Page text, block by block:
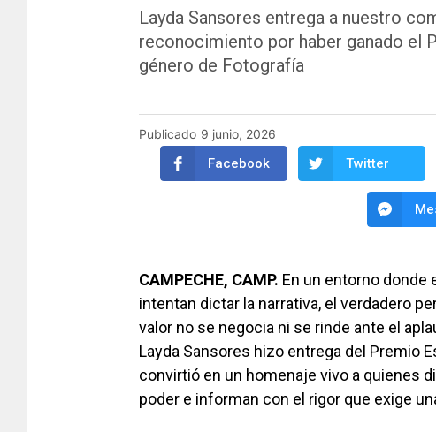
Layda Sansores entrega a nuestro
reconocimiento por haber ganado el
género de Fotografía
Publicado 9 junio, 2026
Facebook Twitter
CAMPECHE, CAMP. En un entorno donde
intentan dictar la narrativa, el verdadero
valor no se negocia ni se rinde ante el
Layda Sansores hizo entrega del Premio
convirtió en un homenaje vivo a quienes
poder e informan con el rigor que exige